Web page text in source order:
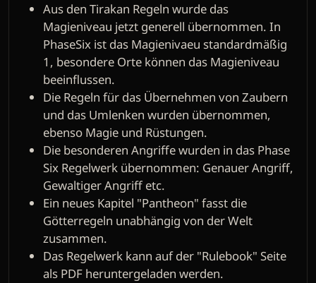
Aus den Tirakan Regeln wurde das
Magieniveau jetzt generell übernommen. In
PhaseSix ist das Magienivaeu standardmäßig
1, besondere Orte können das Magieniveau
beeinflussen.
Die Regeln für das Übernehmen von Zaubern
und das Umlenken wurden übernommen,
ebenso Magie und Rüstungen.
Die besonderen Angriffe wurden in das Phase
Six Regelwerk übernommen: Genauer Angriff,
Gewaltiger Angriff etc.
Ein neues Kapitel "Pantheon" fasst die
Götterregeln unabhängig von der Welt
zusammen.
Das Regelwerk kann auf der "Rulebook" Seite
als PDF heruntergeladen werden.